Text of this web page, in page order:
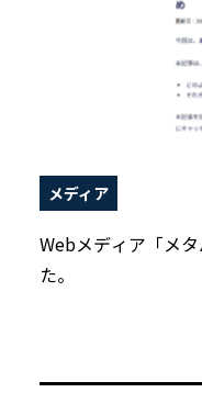
メディア
Webメディア「メ
た。